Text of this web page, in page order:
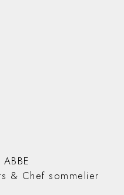
& Chef sommelier